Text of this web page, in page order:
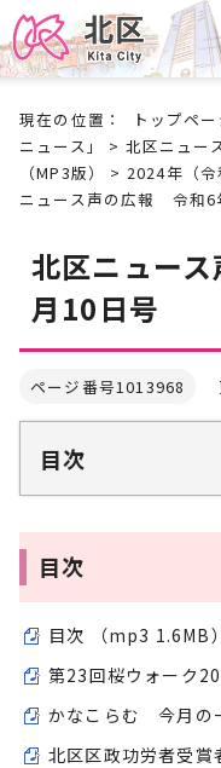
現在の位置： トップペー
ニュース」
> 北区ニュー
（MP3版）
> 2024年（
ニュース声の広報 令和6
北区ニュー
月10日号
ページ番号1013968
目次
目次
目次 （mp3 1.6MB）
第23回桜ウォーク
かなこらむ 今月の
北区区政功労者受賞